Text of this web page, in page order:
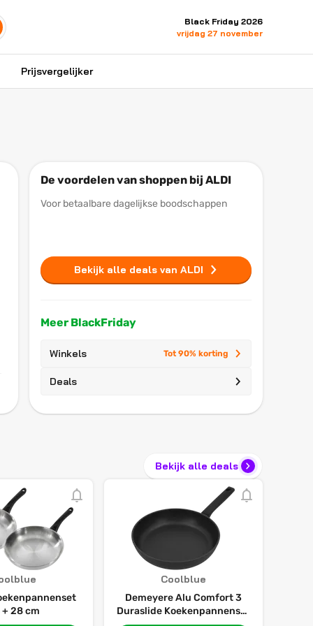
Black Friday 2026
vrijdag 27 november
Prijsvergelijker
De voordelen van shoppen bij ALDI
Voor betaalbare dagelijkse boodschappen
Bekijk alle deals van ALDI
Meer BlackFriday
Winkels Tot 90% korting
Deals
Bekijk alle deals
28 cm
Coolblue
Demeyere Alu Comfort 3
Duraslide Koekenpannenset